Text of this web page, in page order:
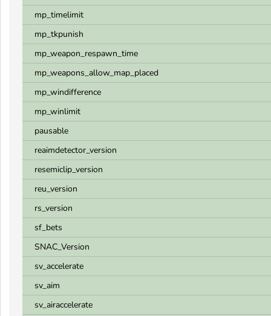
mp_timelimit
mp_tkpunish
mp_weapon_respawn_time
mp_weapons_allow_map_placed
mp_windifference
mp_winlimit
pausable
reaimdetector_version
resemiclip_version
reu_version
rs_version
sf_bets
SNAC_Version
sv_accelerate
sv_aim
sv_airaccelerate